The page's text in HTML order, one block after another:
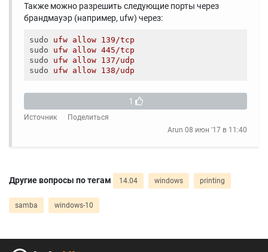
Также можно разрешить следующие порты через
брандмауэр (например, ufw) через:
sudo
ufw allow 139/tcp
sudo
ufw allow 445/tcp
sudo
ufw allow 137/udp
sudo
ufw allow 138/udp
1
Источник
Поделиться
Arun 08 июн '17 в 11:40
Другие вопросы по тегам 14.04 windows printing
samba windows-10